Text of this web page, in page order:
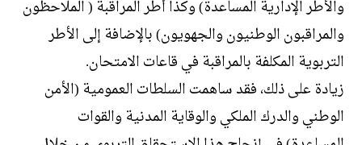
والأطر الإدارية المساعدة) وكذا أطر المراقبة ( الملاحظون
والمراقبون الوطنيون والجهويون) بالإضافة إلى الأطر
التربوية المكلفة بالمراقبة في قاعات الامتحان.
زيادة على ذلك، فقد ساهمت السلطات العمومية (الأمن
الوطني والدرك الملكي والوقاية المدنية والقوات